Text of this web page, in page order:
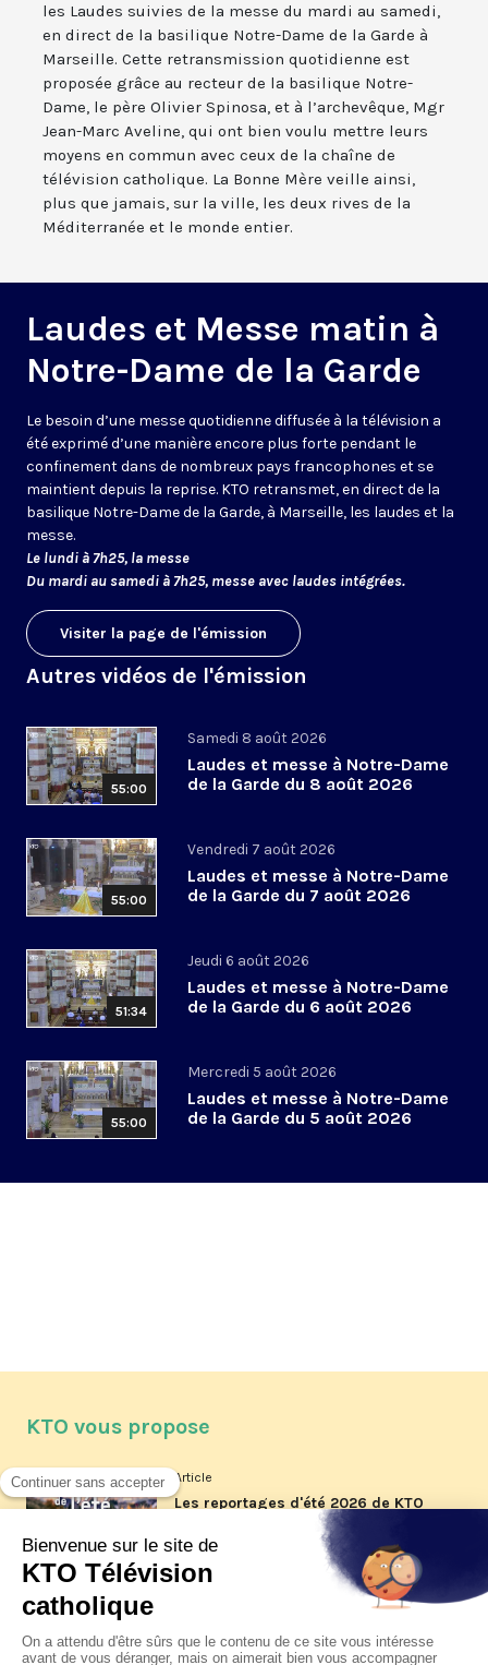
les Laudes suivies de la messe du mardi au samedi,
en direct de la basilique Notre-Dame de la Garde à
Marseille. Cette retransmission quotidienne est
proposée grâce au recteur de la basilique Notre-
Dame, le père Olivier Spinosa, et à l’archevêque, Mgr
Jean-Marc Aveline, qui ont bien voulu mettre leurs
moyens en commun avec ceux de la chaîne de
télévision catholique. La Bonne Mère veille ainsi,
plus que jamais, sur la ville, les deux rives de la
Méditerranée et le monde entier.
Laudes et Messe matin à
Notre-Dame de la Garde
Le besoin d’une messe quotidienne diffusée à la télévision a
été exprimé d’une manière encore plus forte pendant le
confinement dans de nombreux pays francophones et se
maintient depuis la reprise. KTO retransmet, en direct de la
basilique Notre-Dame de la Garde, à Marseille, les laudes et la
messe.
Le lundi à 7h25, la messe
Du mardi au samedi à 7h25, messe avec laudes intégrées.
Visiter la page de l'émission
Autres vidéos de l'émission
55:00
Samedi 8 août 2026
Laudes et messe à Notre-Dame
de la Garde du 8 août 2026
55:00
Vendredi 7 août 2026
Laudes et messe à Notre-Dame
de la Garde du 7 août 2026
51:34
Jeudi 6 août 2026
Laudes et messe à Notre-Dame
de la Garde du 6 août 2026
55:00
Mercredi 5 août 2026
Laudes et messe à Notre-Dame
de la Garde du 5 août 2026
KTO vous propose
Article
Les reportages d'été 2026 de KTO
Article
La visite pastorale du pape Léon
jeudi 6 août